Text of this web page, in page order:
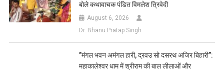
बोले कथावाचक पंडित विमलेश त्रिवेदी
August 6, 2026
Dr. Bhanu Pratap Singh
​”मंगल भवन अमंगल हारी, द्रवउ सो दसरथ अजिर बिहारी”:
महाकालेश्वर धाम में श्रीराम की बाल लीलाओं और